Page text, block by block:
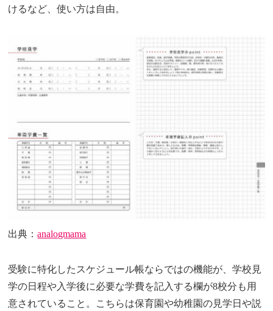
けるなど、使い方は自由。
出典：analogmama
受験に特化したスケジュール帳ならではの機能が、学校見
学の日程や入学後に必要な学費を記入する欄が8校分も用
意されていること。こちらは保育園や幼稚園の見学日や説